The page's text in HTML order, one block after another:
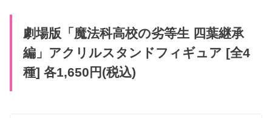
劇場版「魔法科高校の劣等生 四葉継承
編」アクリルスタンドフィギュア [全4
種] 各1,650円(税込)